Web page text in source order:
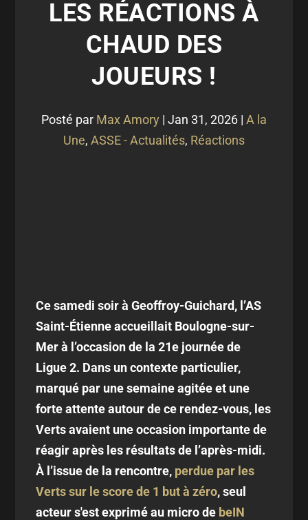
LES RÉACTIONS À
CHAUD DES
JOUEURS !
Posté par Max Amory | Jan 31, 2026 | A la
Une, ASSE - Actualités, Réactions
Ce samedi soir à Geoffroy-Guichard, l’AS
Saint-Étienne accueillait Boulogne-sur-
Mer à l’occasion de la 21e journée de
Ligue 2. Dans un contexte particulier,
marqué par une semaine agitée et une
forte attente autour de ce rendez-vous, les
Verts avaient une occasion importante de
réagir après les résultats de l’après-midi.
À l’issue de la rencontre, perdue par les
Verts sur le score de 1 but à zéro, seul
acteur s'est exprimé au micro de beIN